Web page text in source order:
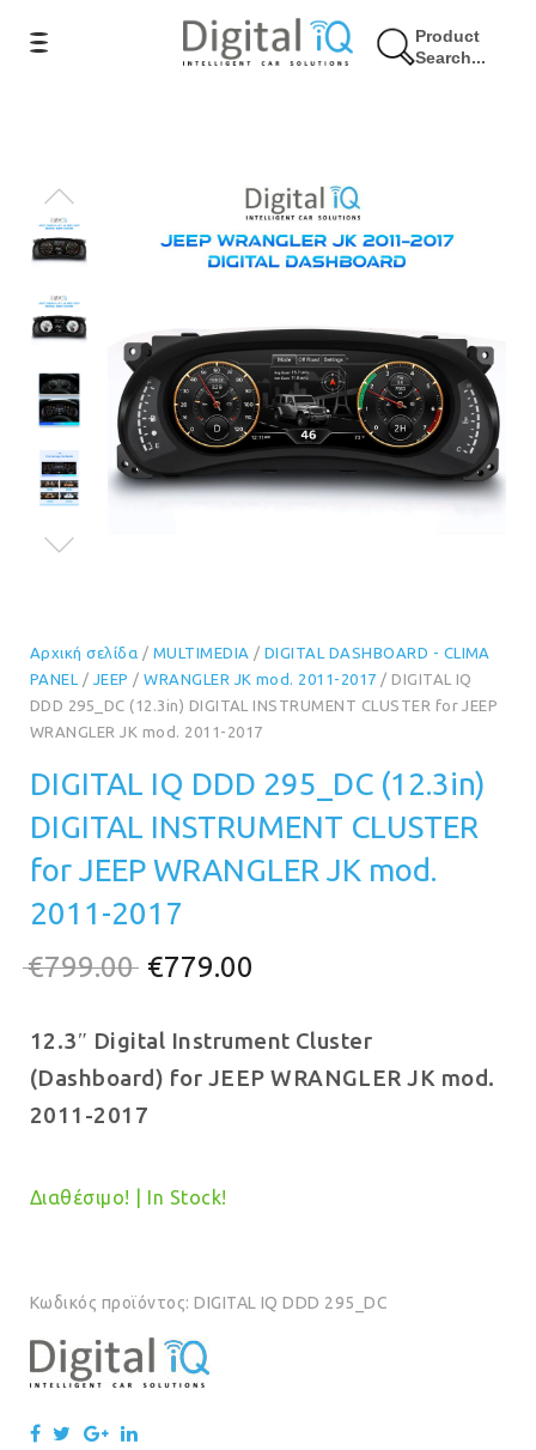
Product
Search...
Αρχική σελίδα / MULTIMEDIA / DIGITAL DASHBOARD - CLIMA
PANEL / JEEP /WRANGLER JK mod. 2011-2017 / DIGITAL IQ
DDD 295_DC (12.3in) DIGITAL INSTRUMENT CLUSTER for JEEP
WRANGLER JK mod. 2011-2017
DIGITAL IQ DDD 295_DC (12.3in)
DIGITAL INSTRUMENT CLUSTER
for JEEP WRANGLER JK mod.
2011-2017
€799.00 Original
was:
€799.00.
€779.00
τιμή
είναι:
12.3″ Digital Instrument Cluster
(Dashboard) for JEEP WRANGLER JK mod.
2011-2017
Διαθέσιμο! | In Stock!
Κωδικός προϊόντος:DIGITAL IQ DDD 295_DC